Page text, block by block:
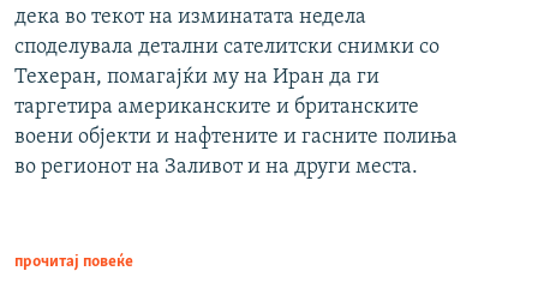
дека во текот на изминатата недела
споделувала детални сателитски снимки со
Техеран, помагајќи му на Иран да ги
таргетира американските и британските
воени објекти и нафтените и гасните полиња
во регионот на Заливот и на други места.
прочитај повеќе